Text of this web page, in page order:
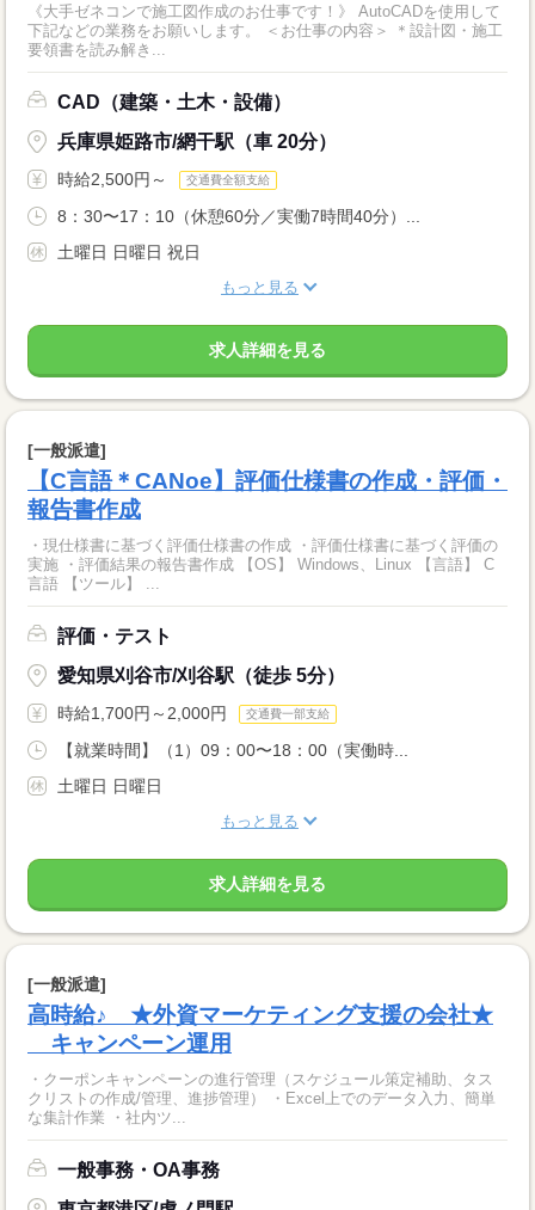
《大手ゼネコンで施工図作成のお仕事です！》 AutoCADを使用して
下記などの業務をお願いします。 ＜お仕事の内容＞ ＊設計図・施工
要領書を読み解き...
CAD（建築・土木・設備）
兵庫県姫路市/網干駅（車 20分）
時給2,500円～ 交通費全額支給
8：30〜17：10（休憩60分／実働7時間40分）...
土曜日 日曜日 祝日
もっと見る
求人詳細を見る
[一般派遣]
【C言語＊CANoe】評価仕様書の作成・評価・
報告書作成
・現仕様書に基づく評価仕様書の作成 ・評価仕様書に基づく評価の
実施 ・評価結果の報告書作成 【OS】 Windows、Linux 【言語】 C
言語 【ツール】 ...
評価・テスト
愛知県刈谷市/刈谷駅（徒歩 5分）
時給1,700円～2,000円 交通費一部支給
【就業時間】（1）09：00〜18：00（実働時...
土曜日 日曜日
もっと見る
求人詳細を見る
[一般派遣]
高時給♪ ★外資マーケティング支援の会社★
キャンペーン運用
・クーポンキャンペーンの進行管理（スケジュール策定補助、タス
クリストの作成/管理、進捗管理） ・Excel上でのデータ入力、簡単
な集計作業 ・社内ツ...
一般事務・OA事務